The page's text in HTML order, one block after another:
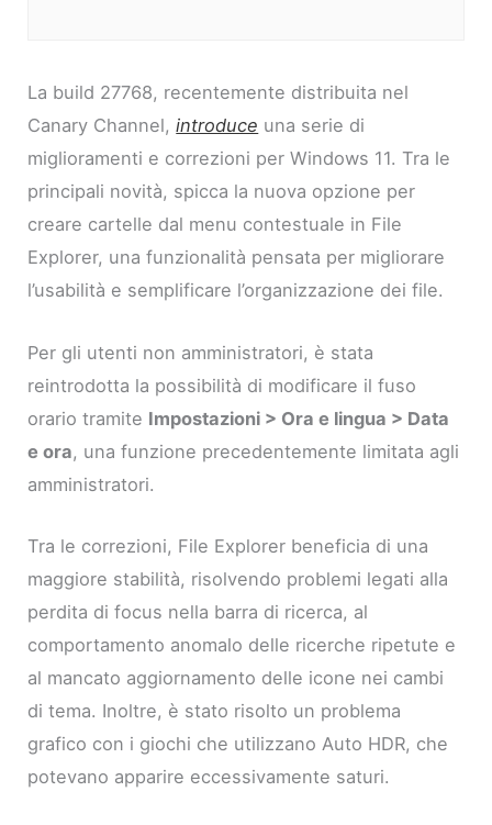
La build 27768, recentemente distribuita nel
Canary Channel,introduce una serie di
miglioramenti e correzioni per Windows 11. Tra le
principali novità, spicca la nuova opzione per
creare cartelle dal menu contestuale in File
Explorer, una funzionalità pensata per migliorare
l’usabilità e semplificare l’organizzazione dei file.
Per gli utenti non amministratori, è stata
reintrodotta la possibilità di modificare il fuso
orario tramite Impostazioni > Ora e lingua > Data
e ora, una funzione precedentemente limitata agli
amministratori.
Tra le correzioni, File Explorer beneficia di una
maggiore stabilità, risolvendo problemi legati alla
perdita di focus nella barra di ricerca, al
comportamento anomalo delle ricerche ripetute e
al mancato aggiornamento delle icone nei cambi
di tema. Inoltre, è stato risolto un problema
grafico con i giochi che utilizzano Auto HDR, che
potevano apparire eccessivamente saturi.